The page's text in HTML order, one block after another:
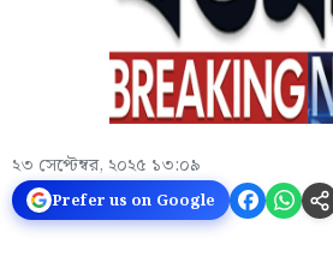
২৩ সেপ্টেম্বর, ২০২৫ ১৩:০৯
Prefer us on Google